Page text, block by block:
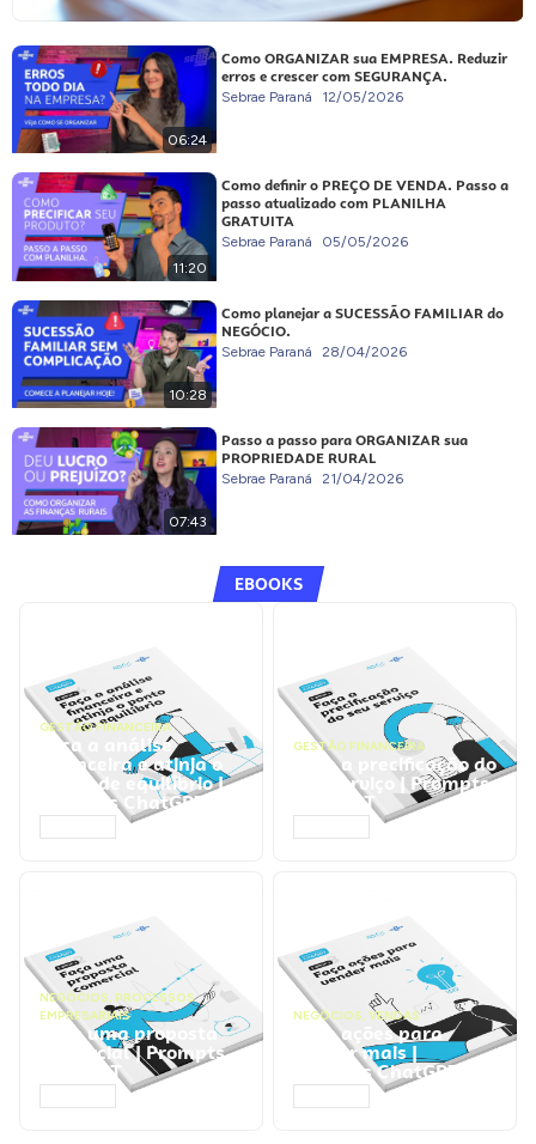
06:24
Como ORGANIZAR sua EMPRESA. Reduzir
erros e crescer com SEGURANÇA.
Sebrae Paraná 12/05/2026
11:20
Como definir o PREÇO DE VENDA. Passo a
passo atualizado com PLANILHA
GRATUITA
Sebrae Paraná 05/05/2026
10:28
Como planejar a SUCESSÃO FAMILIAR do
NEGÓCIO.
Sebrae Paraná 28/04/2026
07:43
Passo a passo para ORGANIZAR sua
PROPRIEDADE RURAL
Sebrae Paraná 21/04/2026
EBOOKS
GESTÃO FINANCEIRA
Faça a análise
financeira e atinja o
ponto de equilíbrio |
Prompts ChatGPT
GESTÃO FINANCEIRA
Faça a precificação do
seu serviço | Prompts
ChatGPT
NEGÓCIOS, PROCESSOS
EMPRESARIAIS
Faça uma proposta
comercial | Prompts
ChatGPT
NEGÓCIOS, VENDAS
Faça ações para
vender mais |
Prompts ChatGPT